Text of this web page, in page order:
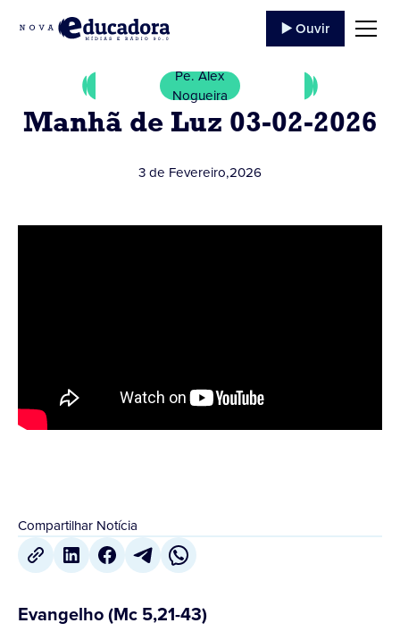
▶️ Ouvir
Pe. Alex
Nogueira
Manhã de Luz 03-02-2026
3 de Fevereiro,2026
Compartilhar Notícia
Evangelho (Mc 5,21-43)